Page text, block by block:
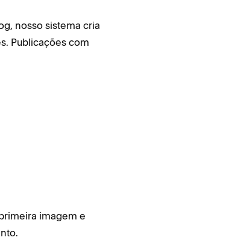
nosso sistema cria
Publicações com
imagem e